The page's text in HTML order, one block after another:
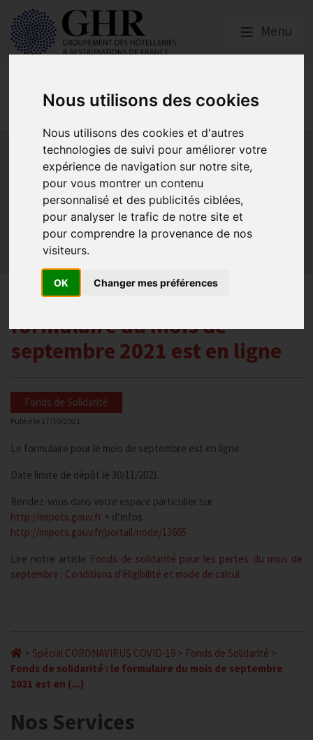
Nous utilisons des cookies
Nous utilisons des cookies et d'autres
technologies de suivi pour améliorer votre
expérience de navigation sur notre site,
pour vous montrer un contenu
personnalisé et des publicités ciblées,
pour analyser le trafic de notre site et
pour comprendre la provenance de nos
visiteurs.
OK Changer mes préférences
Menu
COVID-19
Activité partielle Social Banques
Assurances
Plan Relance Tourisme
Economie de trésorerie
Communication GNI
Sacem
Titres restaurant
Initiatives
Réglementation Fonds de Solidarité
Urssaf La reprise
Aides de l’état
Relations clients & OTA
Agirc-Arrco
Discothèques
Fonds de solidarité : le
formulaire du mois de
septembre 2021 est en ligne
Fonds de Solidarité
Publié le 17/10/2021
Le formulaire pour le mois de septembre est en ligne.
Date limite de dépôt le 30/11/2021.
Rendez-vous dans votre espace particulier sur
http://impots.gouv.fr + d’infos
http://impots.gouv.fr/portail/node/13665
Lire notre article Fonds de solidarité pour les pertes du mois de
septembre : Conditions d’éligibilité et mode de calcul
> Spécial CORONAVIRUS COVID-19 > Fonds de Solidarité >
Fonds de solidarité : le formulaire du mois de septembre
2021 est en (...)
Nos Services